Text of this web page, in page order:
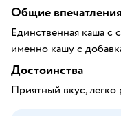
Общие впечатления
Единственная каша с
именно кашу с
Достоинства
Приятный вкус, легко